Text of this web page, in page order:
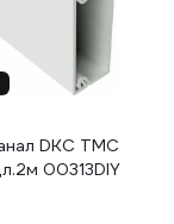
DKC TMC
00313DIY